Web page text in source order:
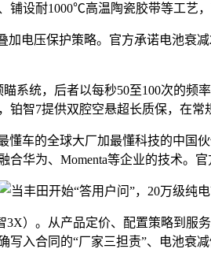
设耐1000℃高温陶瓷胶带等工艺
电压保护策略。官方承诺电池衰
系统，后者以每秒50至100次的
智7提供双腔空悬超长质保，在
车的全球大厂加最懂科技的中
华为、Momenta等企业的技术。官
）。从产品定价、配置策略到
入合同的“厂家三担责”、电池衰